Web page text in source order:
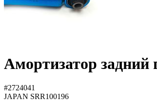
Амортизатор задний
#2724041
JAPAN SRR100196